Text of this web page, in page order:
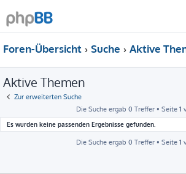
Foren-Übersicht Suche Aktive
Aktive Themen
Zur erweiterten Suche
Die Suche ergab 0 Treffer • Seite 1
Es wurden keine passenden Ergebnisse gefunden.
Die Suche ergab 0 Treffer • Seite 1